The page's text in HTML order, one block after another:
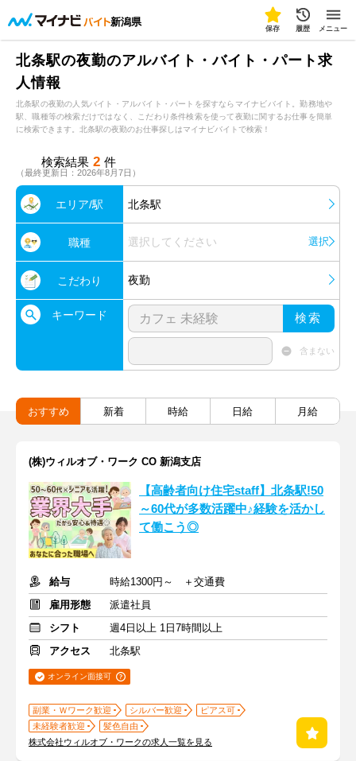
新潟県
保存 履歴 メニュー
北条駅の夜勤のアルバイト・バイト・パート求
人情報
北条駅の夜勤の人気バイト・アルバイト・パートを探すならマイナビバイト。勤務地や
駅、職種等の検索だけではなく、こだわり条件検索を使って夜勤に関するお仕事を簡単
に検索できます。北条駅の夜勤のお仕事探しはマイナビバイトで検索！
検索結果 2 件
（最終更新日：2026年8月7日）
エリア/駅 北条駅
職種 選択してください 選択
こだわり 夜勤
キーワード 検索
含まない
おすすめ 新着 時給 日給 月給
(株)ウィルオブ・ワーク CO 新潟支店
【高齢者向け住宅staff】北条駅!50
～60代が多数活躍中♪経験を活かし
て働こう◎
給与
時給1300円～ ＋交通費
雇用形態
派遣社員
シフト
週4日以上 1日7時間以上
アクセス
北条駅
オンライン面接可
副業・Ｗワーク歓迎 シルバー歓迎
ピアス可
未経験者歓迎
髪色自由
株式会社ウィルオブ・ワークの求人一覧を見る